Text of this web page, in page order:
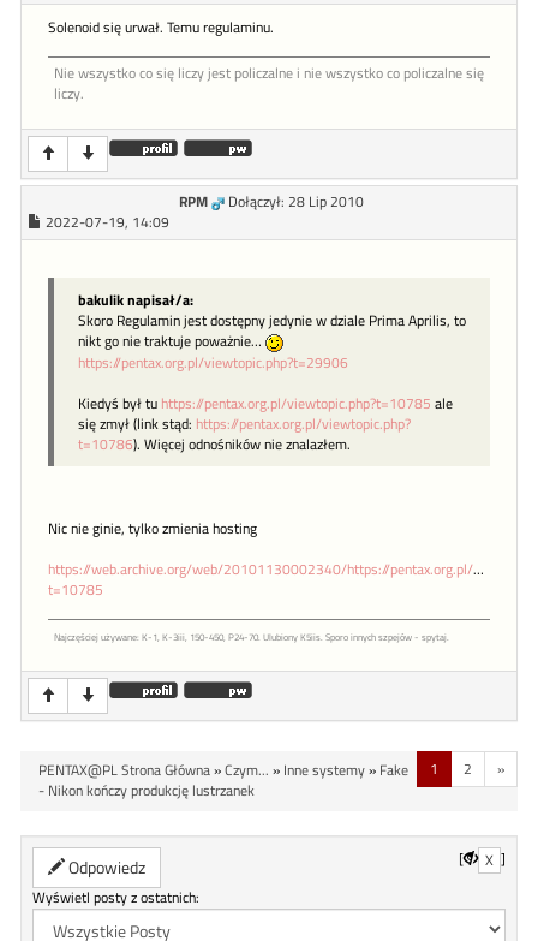
Solenoid się urwał. Temu regulaminu.
Nie wszystko co się liczy jest policzalne i nie wszystko co policzalne się
liczy.
RPM
Dołączył: 28 Lip 2010
2022-07-19, 14:09
bakulik napisał/a:
Skoro Regulamin jest dostępny jedynie w dziale Prima Aprilis, to
nikt go nie traktuje poważnie…
https://pentax.org.pl/viewtopic.php?t=29906
Kiedyś był tu https://pentax.org.pl/viewtopic.php?t=10785 ale
się zmył (link stąd: https://pentax.org.pl/viewtopic.php?
t=10786). Więcej odnośników nie znalazłem.
Nic nie ginie, tylko zmienia hosting
https://web.archive.org/web/20101130002340/https://pentax.org.pl/
t=10785
Najczęściej używane: K-1, K-3iii, 150-450, P24-70. Ulubiony K5iis. Sporo innych szpejów - spytaj.
1 2 »
PENTAX@PL Strona Główna»Czym... » Inne systemy» Fake
- Nikon kończy produkcję lustrzanek
Odpowiedz [ X ]
Wyświetl posty z ostatnich: